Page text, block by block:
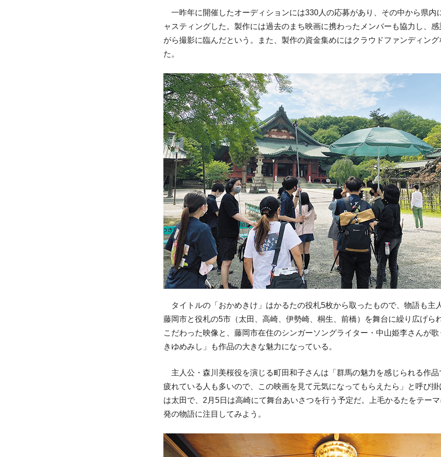
一昨年に開催したオーディションには330人の応募があり、その中から県内
ャスティングした。製作には過去のまち映画に携わったメンバーも協力し、
がら撮影に臨んだという。また、製作の資金集めにはクラウドファンディン
た。
タイトルの「おかめきけ」はかるたの役札5枚から取ったもので、物語も主
藤岡市と役札の5市（太田、高崎、伊勢崎、桐生、前橋）を舞台に繰り広げら
こだわった映像と、藤岡市在住のシンガーソングライター・中山姫李さんが
きゆめみし」も作品の大きな魅力になっている。
主人公・森川美桜役を演じる町田和子さんは「群馬の魅力を感じられる作品
疲れている人も多いので、この映画を見て元気になってもらえたら」と呼び
は太田で、2月5日は高崎にて舞台あいさつを行う予定だ。上毛かるたをテー
発の物語に注目してみよう。